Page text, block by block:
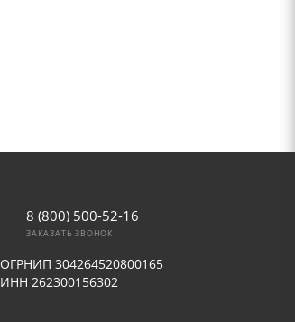
8 (800) 500-52-16
ЗАКАЗАТЬ ЗВОНОК
ОГРНИП 304264520800165
ИНН 262300156302